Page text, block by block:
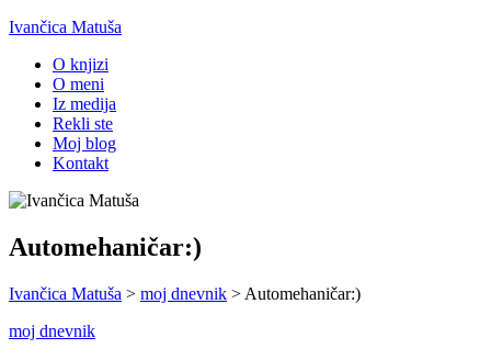
Ivančica Matuša
O knjizi
O meni
Iz medija
Rekli ste
Moj blog
Kontakt
Automehaničar:)
Ivančica Matuša > moj dnevnik > Automehaničar:)
moj dnevnik